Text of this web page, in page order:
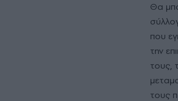
Θα
που
την
τους,
τους